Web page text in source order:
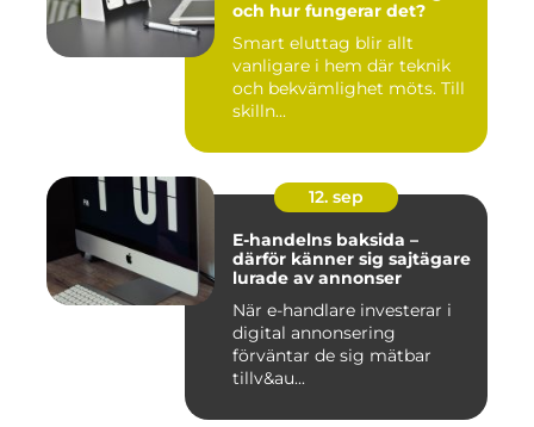
och hur fungerar det?
Smart eluttag blir allt
vanligare i hem där teknik
och bekvämlighet möts. Till
skilln...
12. sep
E-handelns baksida –
därför känner sig sajtägare
lurade av annonser
När e-handlare investerar i
digital annonsering
förväntar de sig mätbar
tillv&au...